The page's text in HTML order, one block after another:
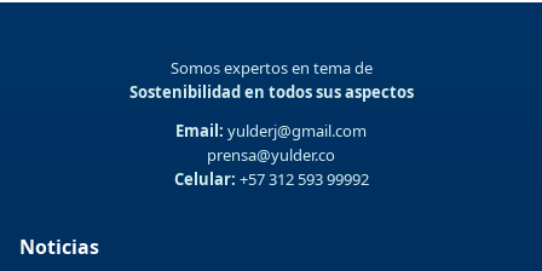
Somos expertos en tema de
Sostenibilidad en todos sus aspectos
Email: yulderj@gmail.com
prensa@yulder.co
Celular: +57 312 593 99992
Noticias